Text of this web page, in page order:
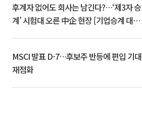
후계자 없어도 회사는 남긴다?…‘제3자 승
계’ 시험대 오른 中企 현장 [기업승계 대전
MSCI 발표 D-7…후보주 반등에 편입 기대
재점화